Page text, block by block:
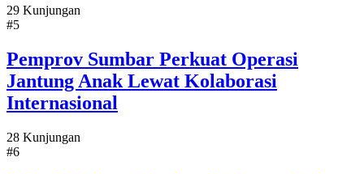
29 Kunjungan
#5
Pemprov Sumbar Perkuat Operasi
Jantung Anak Lewat Kolaborasi
Internasional
28 Kunjungan
#6